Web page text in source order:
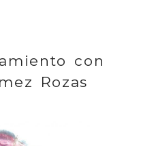
con
Rozas